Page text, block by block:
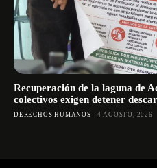
Recuperación de la laguna de
colectivos exigen detener
DERECHOS HUMANOS 4 AGOSTO, 2026